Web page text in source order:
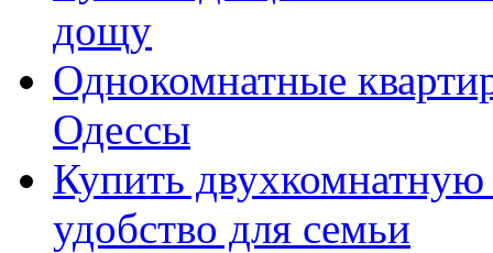
дощу
Однокомнатные
Одессы
Купить
удобство для семьи